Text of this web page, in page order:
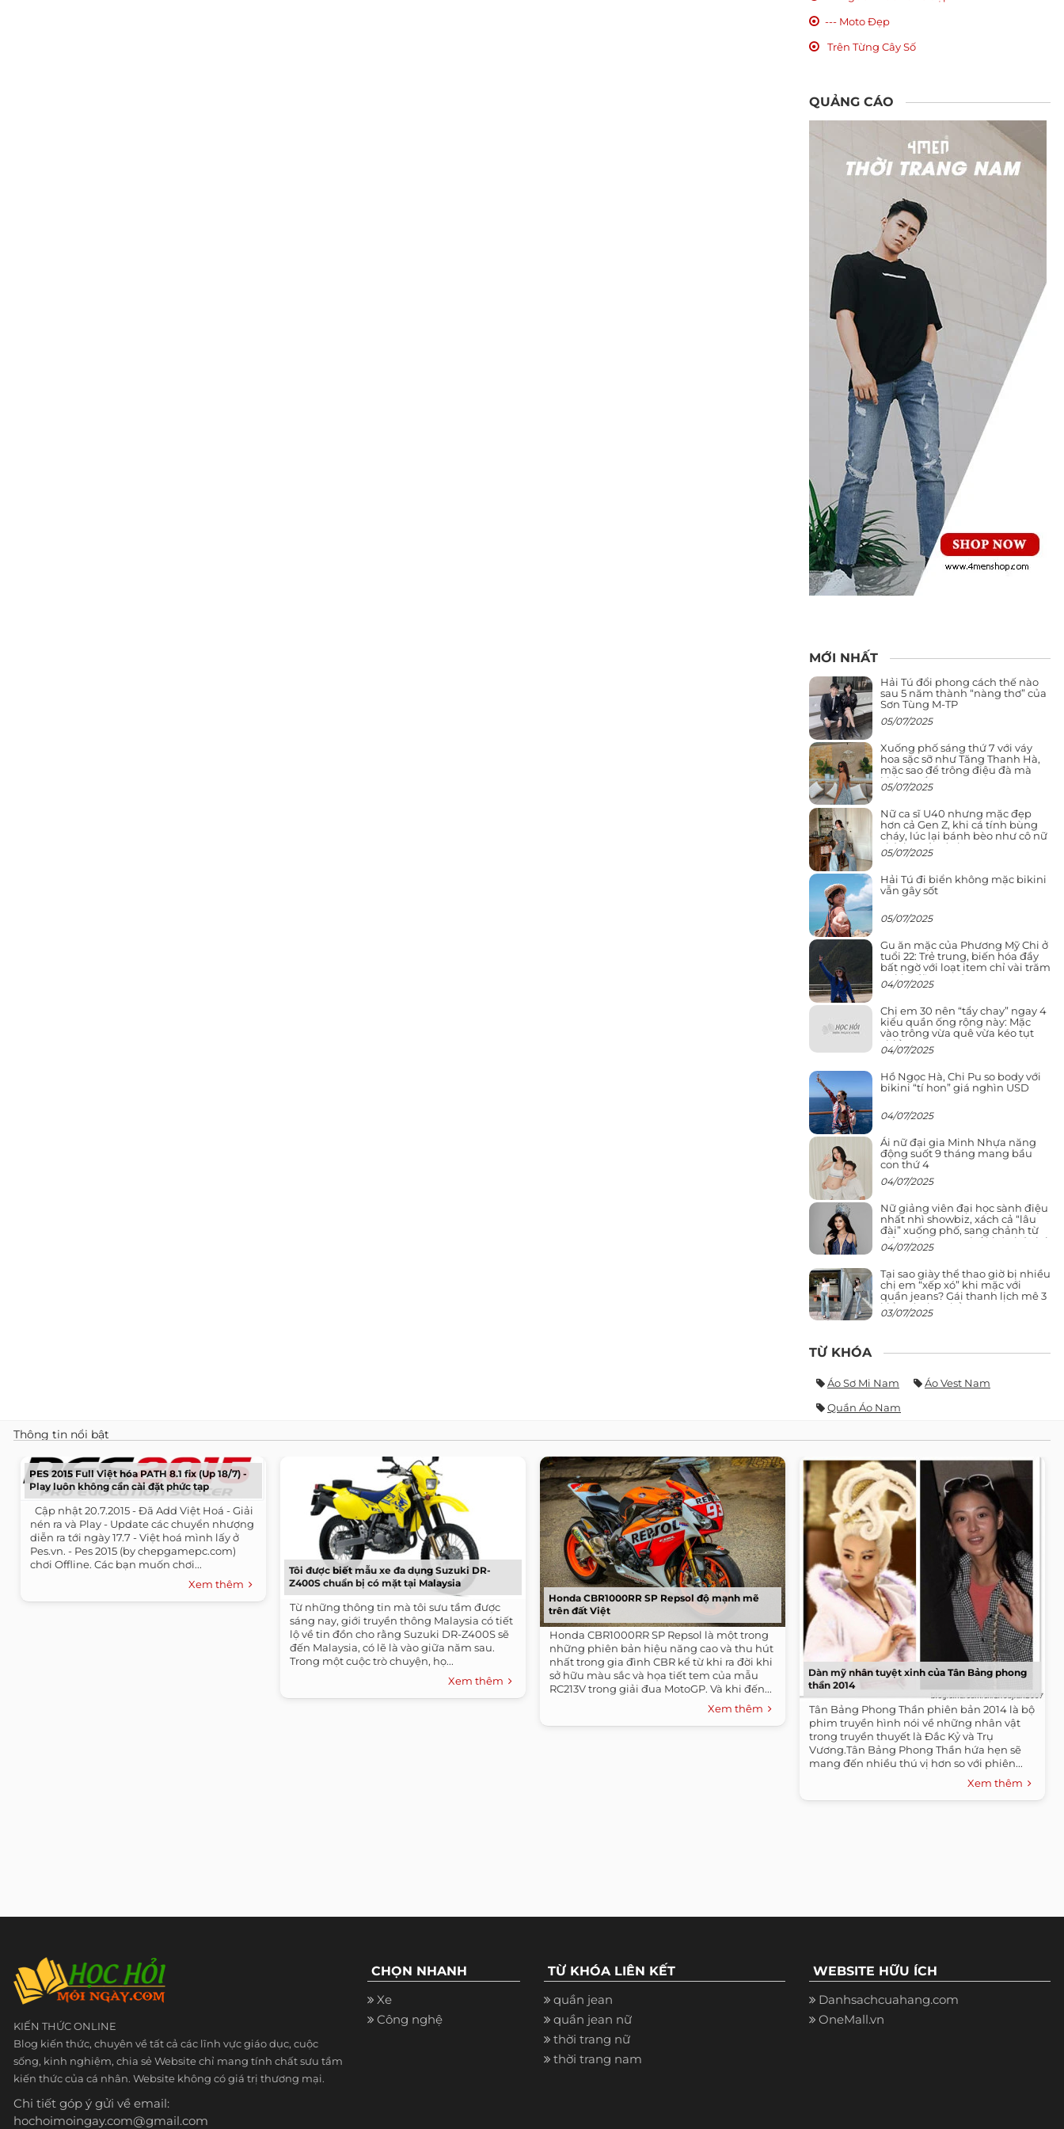
--- Moto Đẹp
Trên Từng Cây Số
QUẢNG CÁO
MỚI NHẤT
Hải Tú đổi phong cách thế nào
sau 5 năm thành “nàng thơ” của
Sơn Tùng M-TP
05/07/2025
Xuống phố sáng thứ 7 với váy
hoa sặc sỡ như Tăng Thanh Hà,
mặc sao để trông điệu đà mà
không sến
05/07/2025
Nữ ca sĩ U40 nhưng mặc đẹp
hơn cả Gen Z, khi cá tính bùng
cháy, lúc lại bánh bèo như cô nữ
chính ngôn tình
05/07/2025
Hải Tú đi biển không mặc bikini
vẫn gây sốt
05/07/2025
Gu ăn mặc của Phương Mỹ Chi ở
tuổi 22: Trẻ trung, biến hóa đầy
bất ngờ với loạt item chỉ vài trăm
nghìn đã mua được
04/07/2025
Chị em 30 nên “tẩy chay” ngay 4
kiểu quần ống rộng này: Mặc
vào trông vừa quê vừa kéo tụt
chiều cao
04/07/2025
Hồ Ngọc Hà, Chi Pu so body với
bikini “tí hon” giá nghìn USD
04/07/2025
Ái nữ đại gia Minh Nhựa năng
động suốt 9 tháng mang bầu
con thứ 4
04/07/2025
Nữ giảng viên đại học sành điệu
nhất nhì showbiz, xách cả “lâu
đài” xuống phố, sang chảnh từ
giảng đường ra phố khó ai đọ lại
04/07/2025
Tại sao giày thể thao giờ bị nhiều
chị em “xếp xó” khi mặc với
quần jeans? Gái thanh lịch mê 3
kiểu này hơn hẳn
03/07/2025
TỪ KHÓA
Áo Sơ Mi Nam
Áo Vest Nam
Quần Áo Nam
Thông tin nổi bật
PES 2015 Full Việt hóa PATH 8.1 fix (Up 18/7) -
Play luôn không cần cài đặt phức tạp
​ ​ Cập nhật 20.7.2015 - Đã Add Việt Hoá - Giải
nén ra và Play - Update các chuyển nhượng
diễn ra tới ngày 17.7 - Việt hoá mình lấy ở
Pes.vn. - Pes 2015 (by chepgamepc.com)
chơi Offline. Các bạn muốn chơi...
Xem thêm
Tôi được biết mẫu xe đa dụng Suzuki DR-
Z400S chuẩn bị có mặt tại Malaysia
Từ những thông tin mà tôi sưu tầm được
sáng nay, giới truyền thông Malaysia có tiết
lộ về tin đồn cho rằng Suzuki DR-Z400S sẽ
đến Malaysia, có lẽ là vào giữa năm sau.
Trong một cuộc trò chuyện, họ...
Xem thêm
Honda CBR1000RR SP Repsol độ mạnh mẽ
trên đất Việt
Honda CBR1000RR SP Repsol là một trong
những phiên bản hiệu năng cao và thu hút
nhất trong gia đình CBR kể từ khi ra đời khi
sở hữu màu sắc và họa tiết tem của mẫu
RC213V trong giải đua MotoGP. Và khi đến...
Xem thêm
Dàn mỹ nhân tuyệt xinh của Tân Bảng phong
thần 2014
Tân Bảng Phong Thần phiên bản 2014 là bộ
phim truyền hình nói về những nhân vật
trong truyền thuyết là Đắc Kỷ và Trụ
Vương.Tân Bảng Phong Thần hứa hẹn sẽ
mang đến nhiều thú vị hơn so với phiên...
Xem thêm
KIẾN THỨC ONLINE
Blog kiến thức, chuyên về tất cả các lĩnh vực giáo dục, cuộc
sống, kinh nghiệm, chia sẻ Website chỉ mang tính chất sưu tầm
kiến thức của cá nhân. Website không có giá trị thương mại.
Chi tiết góp ý gửi về email:
hochoimoingay.com@gmail.com
CHỌN NHANH
Xe
Công nghệ
TỪ KHÓA LIÊN KẾT
quần jean
quần jean nữ
thời trang nữ
thời trang nam
WEBSITE HỮU ÍCH
Danhsachcuahang.com
OneMall.vn